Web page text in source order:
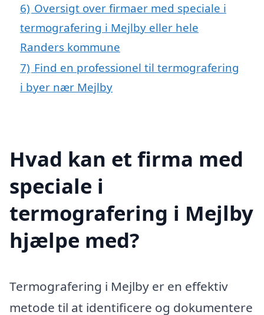
6) Oversigt over firmaer med speciale i
termografering i Mejlby eller hele
Randers kommune
7) Find en professionel til termografering
i byer nær Mejlby
Hvad kan et firma med
speciale i
termografering i Mejlby
hjælpe med?
Termografering i Mejlby er en effektiv
metode til at identificere og dokumentere